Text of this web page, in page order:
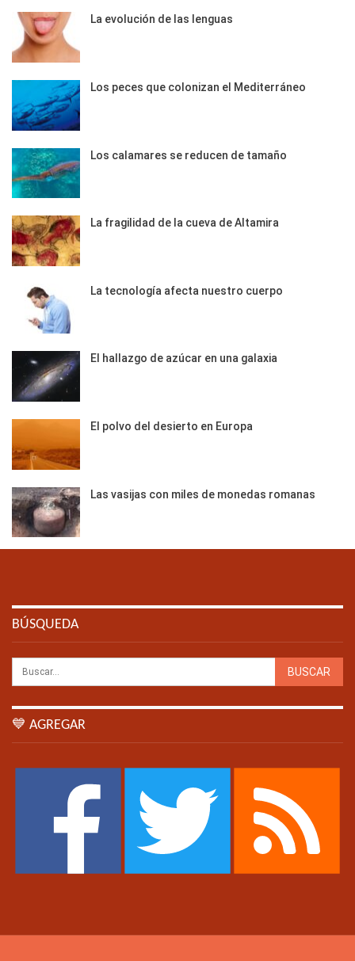
La evolución de las lenguas
Los peces que colonizan el Mediterráneo
Los calamares se reducen de tamaño
La fragilidad de la cueva de Altamira
La tecnología afecta nuestro cuerpo
El hallazgo de azúcar en una galaxia
El polvo del desierto en Europa
Las vasijas con miles de monedas romanas
BÚSQUEDA
💙 AGREGAR